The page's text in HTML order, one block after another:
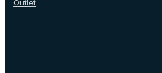
Outlet